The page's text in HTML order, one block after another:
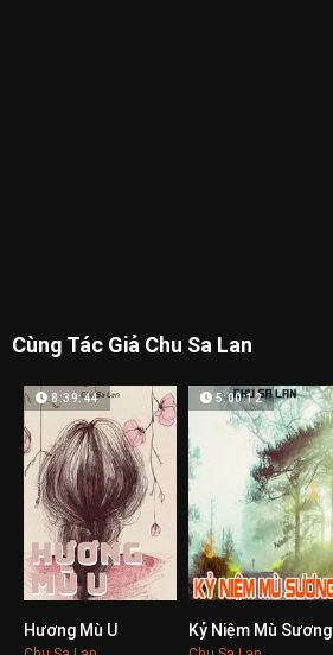
Cùng Tác Giả Chu Sa Lan
8:39:44
Hương Mù U 0
5:00:12
Kỷ Niệm Mù Sương